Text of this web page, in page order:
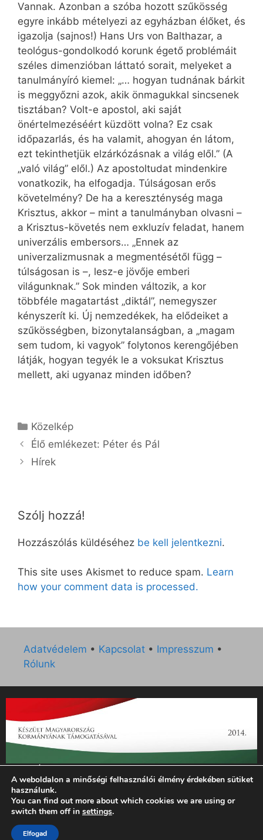
Vannak. Azonban a szóba hozott szűkösség
egyre inkább mételyezi az egyházban élőket, és
igazolja (sajnos!) Hans Urs von Balthazar, a
teológus-gondolkodó korunk égető problémáit
széles dimenzióban láttató sorait, melyeket a
tanulmányíró kiemel: „… hogyan tudnának bárkit
is meggyőzni azok, akik önmagukkal sincsenek
tisztában? Volt-e apostol, aki saját
önértelmezéséért küzdött volna? Ez csak
időpazarlás, és ha valamit, ahogyan én látom,
ezt tekinthetjük elzárkózásnak a világ elől.” (A
„való világ” elől.) Az apostoltudat mindenkire
vonatkozik, ha elfogadja. Túlságosan erős
követelmény? De ha a kereszténység maga
Krisztus, akkor – mint a tanulmányban olvasni –
a Krisztus-követés nem exkluzív feladat, hanem
univerzális embersors… „Ennek az
univerzalizmusnak a megmentésétől függ –
túlságosan is –, lesz-e jövője emberi
világunknak.” Sok minden változik, a kor
többféle magatartást „diktál”, nemegyszer
kényszerít ki. Új nemzedékek, ha elődeiket a
szűkösségben, bizonytalanságban, a „magam
sem tudom, ki vagyok” folytonos kerengőjében
látják, hogyan tegyék le a voksukat Krisztus
mellett, aki ugyanaz minden időben?
Kategória
Közelkép
Élő emlékezet: Péter és Pál
Hírek
Szólj hozzá!
Hozzászólás küldéséhez be kell jelentkezni.
This site uses Akismet to reduce spam. Learn
how your comment data is processed.
Adatvédelem • Kapcsolat • Impresszum •
Rólunk
„Az Új Ember katolikus hetilap 2014. évi működésének
támogatását az EGYH-KCP-14-P-0121 sz. támogatási
szerződés keretében 3 000 000 Ft összegben támogatta az
Emberi Erőforrások Minisztériuma.”
© 2026 Magyar Kurír - Új Ember
A weboldalon a minőségi felhasználói élmény érdekében sütiket
használunk.
You can find out more about which cookies we are using or
switch them off in settings.
Elfogad